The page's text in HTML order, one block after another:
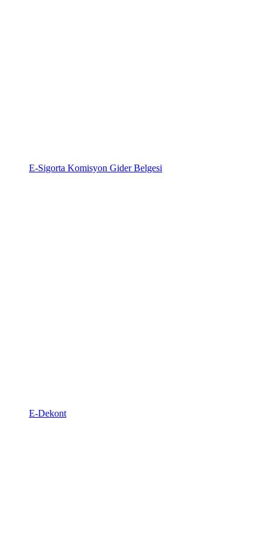
E-Sigorta Komisyon Gider Belgesi
E-Dekont